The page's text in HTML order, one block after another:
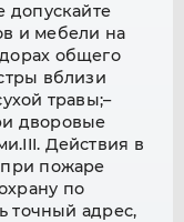
допускайте
и мебели на
общего
вблизи
травы;–
дворовые
Действия в
при пожаре
по
точный адрес,